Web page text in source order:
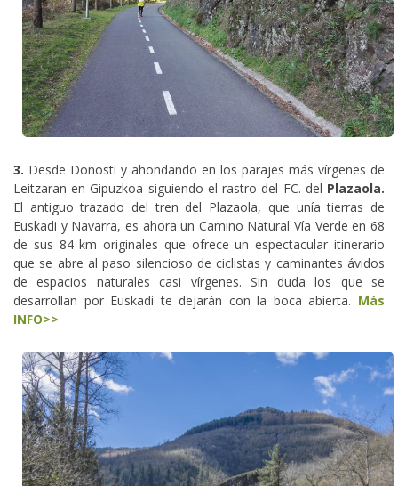
3. Desde Donosti y ahondando en los parajes más vírgenes de
Leitzaran en Gipuzkoa siguiendo el rastro del FC. del Plazaola.
El antiguo trazado del tren del Plazaola, que unía tierras de
Euskadi y Navarra, es ahora un Camino Natural Vía Verde en 68
de sus 84 km originales que ofrece un espectacular itinerario
que se abre al paso silencioso de ciclistas y caminantes ávidos
de espacios naturales casi vírgenes. Sin duda los que se
desarrollan por Euskadi te dejarán con la boca abierta. Más
INFO>>